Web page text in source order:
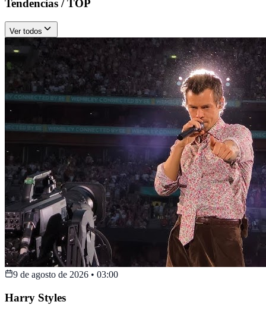
Tendencias / TOP
Ver todos
9 de agosto de 2026 • 03:00
Harry Styles